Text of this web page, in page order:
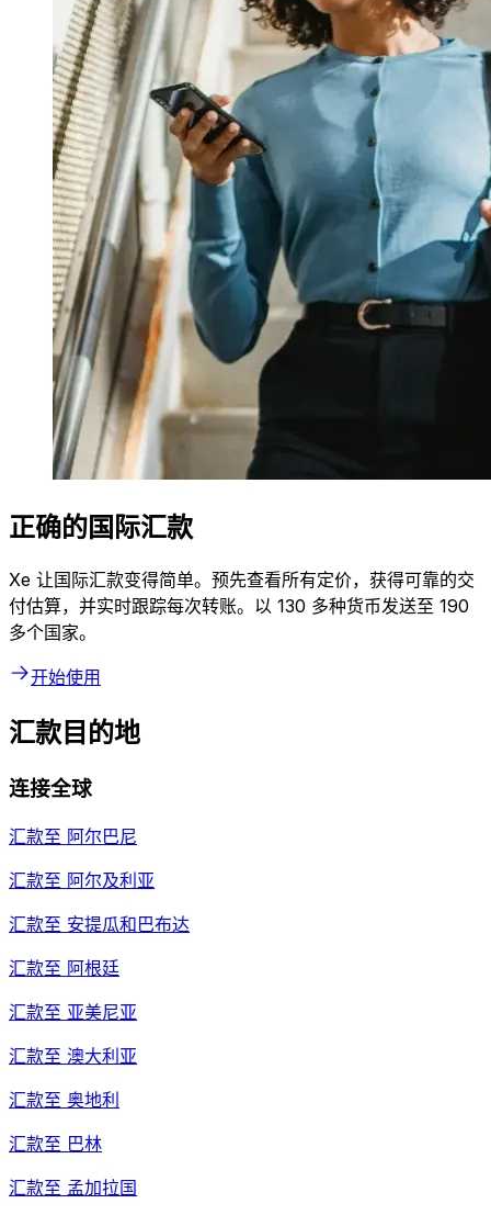
正确的国际汇款
Xe 让国际汇款变得简单。预先查看所有定价，获得可靠的交
付估算，并实时跟踪每次转账。以 130 多种货币发送至 190
多个国家。
开始使用
汇款目的地
连接全球
汇款至 阿尔巴尼
汇款至 阿尔及利亚
汇款至 安提瓜和巴布达
汇款至 阿根廷
汇款至 亚美尼亚
汇款至 澳大利亚
汇款至 奥地利
汇款至 巴林
汇款至 孟加拉国